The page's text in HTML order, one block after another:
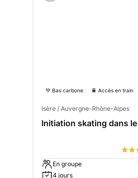
💚 Bas carbone 🚆 Accès en train
Isère / Auvergne-Rhône-Alpes
Initiation skating dans
En groupe
4 jours